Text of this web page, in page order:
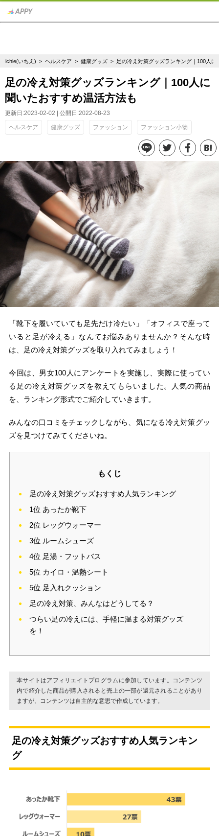
ichie(いちえ) >ヘルスケア >健康グッズ > 足の冷え対策グッズランキング｜100人に
足の冷え対策グッズランキング｜100人に
聞いたおすすめ温活方法も
更新日:2023-02-02 | 公開日:2022-08-23
ヘルスケア 健康グッズ ファッション ファッション小物
「靴下を履いていても足先だけ冷たい」「オフィスで座って
いると足が冷える」なんてお悩みありませんか？そんな時
は、足の冷え対策グッズを取り入れてみましょう！
今回は、男女100人にアンケートを実施し、実際に使ってい
る足の冷え対策グッズを教えてもらいました。人気の商品
を、ランキング形式でご紹介していきます。
みんなの口コミをチェックしながら、気になる冷え対策グッ
ズを見つけてみてくださいね。
もくじ
足の冷え対策グッズおすすめ人気ランキング
1位 あったか靴下
2位 レッグウォーマー
3位 ルームシューズ
4位 足湯・フットバス
5位 カイロ・温熱シート
5位 足入れクッション
足の冷え対策、みんなはどうしてる？
つらい足の冷えには、手軽に温まる対策グッズ
を！
本サイトはアフィリエイトプログラムに参加しています。コンテンツ
内で紹介した商品が購入されると売上の一部が還元されることがあり
ますが、コンテンツは自主的な意思で作成しています。
足の冷え対策グッズおすすめ人気ランキン
グ